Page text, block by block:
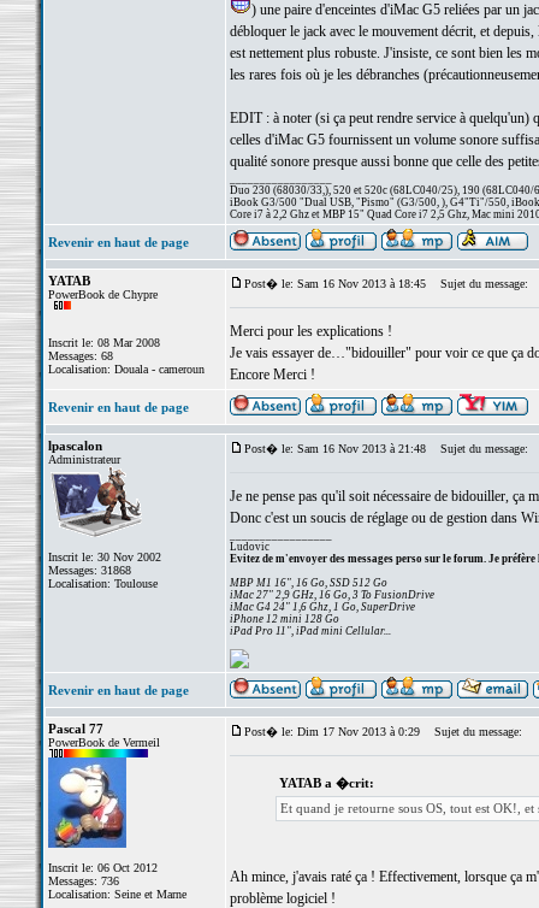
) une paire d'enceintes d'iMac G5 reliées par un
débloquer le jack avec le mouvement décrit, et
est nettement plus robuste. J'insiste, ce sont bien les
les rares fois où je les débranches
EDIT : à noter (si ça peut rendre service à
celles d'iMac G5 fournissent un volume sonore
qualité sonore presque aussi bonne que celle des
Duo 230 (68030/33,), 520 et 520c (68LC040/25), 190 (68LC040/
iBook G3/500 "Dual USB, "Pismo" (G3/500, ), G4"Ti"/550,
Core i7 à 2,2 Ghz et MBP 15" Quad Core i7 2,5 Ghz, Mac mini
Revenir en haut de page
YATAB
PowerBook de Chypre
Inscrit le: 08 Mar 2008
Messages: 68
Localisation: Douala - cameroun
Post� le: Sam 16 Nov 2013 à 18:45 Sujet du message:
Merci pour les explications !
Je vais essayer de…"bidouiller" pour voir ce que ça
Encore Merci !
Revenir en haut de page
lpascalon
Administrateur
Inscrit le: 30 Nov 2002
Messages: 31868
Localisation: Toulouse
Post� le: Sam 16 Nov 2013 à 21:48 Sujet du message:
Je ne pense pas qu'il soit nécessaire de bidouiller, ça
Donc c'est un soucis de réglage ou de gestion dans
Ludovic
Evitez de m'envoyer des messages perso sur le forum. Je préfère
MBP M1 16", 16 Go, SSD 512 Go
iMac 27" 2,9 GHz, 16 Go, 3 To FusionDrive
iMac G4 24" 1,6 Ghz, 1 Go, SuperDrive
iPhone 12 mini 128 Go
iPad Pro 11", iPad mini Cellular...
Revenir en haut de page
Pascal 77
PowerBook de Vermeil
Inscrit le: 06 Oct 2012
Messages: 736
Localisation: Seine et Marne
Post� le: Dim 17 Nov 2013 à 0:29 Sujet du message:
YATAB a �crit:
Et quand je retourne sous OS, tout est OK!,
Ah mince, j'avais raté ça ! Effectivement, lorsque ça
problème logiciel !